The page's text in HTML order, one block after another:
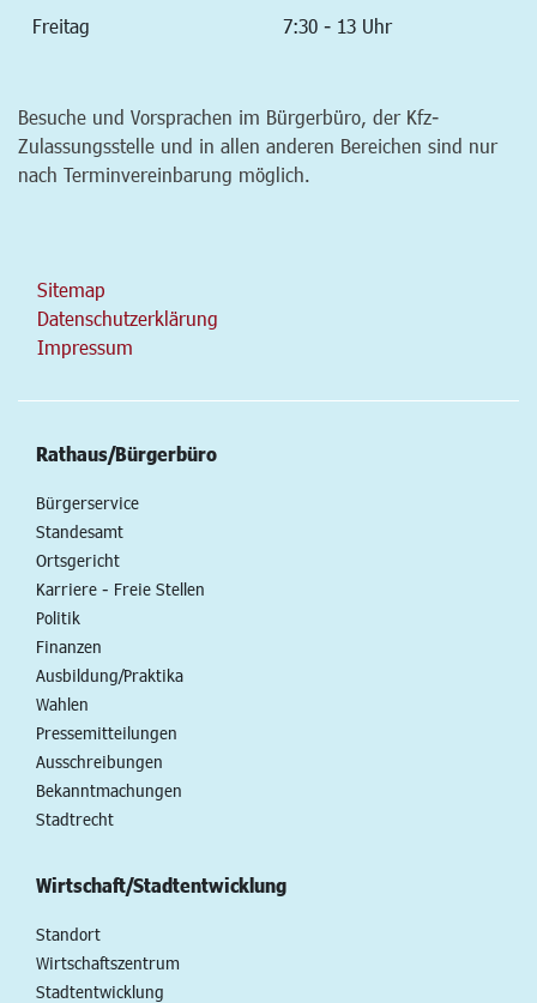
Freitag 7:30 - 13 Uhr
Besuche und Vorsprachen im Bürgerbüro, der Kfz-
Zulassungsstelle und in allen anderen Bereichen sind nur
nach Terminvereinbarung möglich.
Sitemap
Datenschutzerklärung
Impressum
Rathaus/Bürgerbüro
Bürgerservice
Standesamt
Ortsgericht
Karriere - Freie Stellen
Politik
Finanzen
Ausbildung/Praktika
Wahlen
Pressemitteilungen
Ausschreibungen
Bekanntmachungen
Stadtrecht
Wirtschaft/Stadtentwicklung
Standort
Wirtschaftszentrum
Stadtentwicklung